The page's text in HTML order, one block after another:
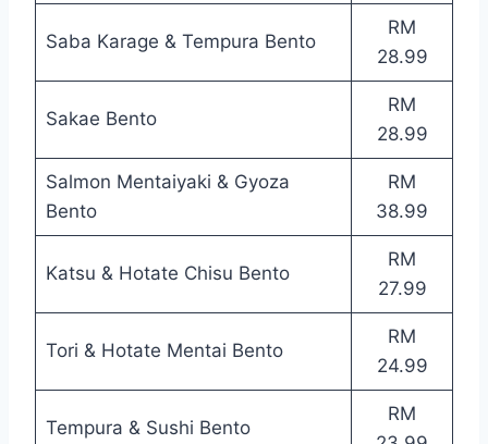
Saba Karage & Tempura Bento
RM
28.99
Sakae Bento
RM
28.99
Salmon Mentaiyaki & Gyoza
Bento
RM
38.99
Katsu & Hotate Chisu Bento
RM
27.99
Tori & Hotate Mentai Bento
RM
24.99
Tempura & Sushi Bento
RM